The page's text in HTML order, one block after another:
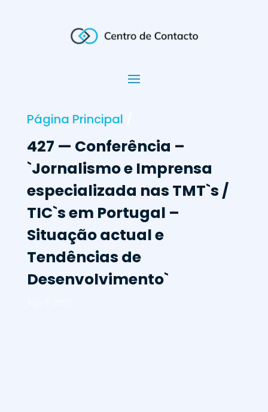
Página Principal
427 — Conferência –
`Jornalismo e Imprensa
especializada nas TMT`s /
TIC`s em Portugal –
Situação actual e
Tendências de
Desenvolvimento`